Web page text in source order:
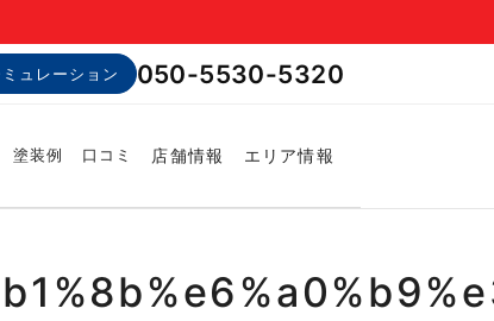
ュレーション 050-5530-5320
塗装例 口コミ 店舗情報 エリア情報